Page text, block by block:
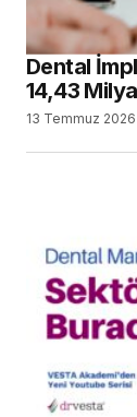
Dental
14,43
13 Temmuz 2026